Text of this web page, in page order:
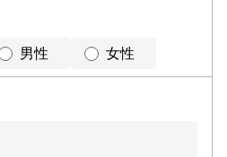
男性 女性